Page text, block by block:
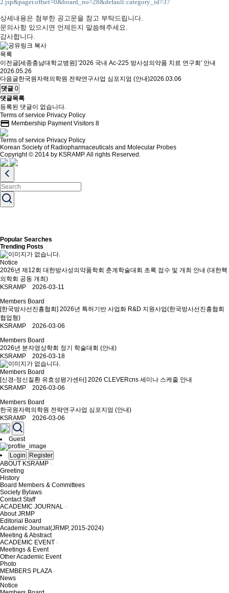
2.jsp&pager.offset=0&board_no=28&default:category_id=37
상세내용은 첨부한 공고문을 참고 부탁드립니다.
문의사항 있으시면 언제든지 말씀해주세요.
감사합니다.
목록
이전글[세종충남대학교병원] '2026 국내 Ac-225 방사성의약품 치료 연구회' 안내
2026.05.26
다음글한국원자력의학원 전략연구사업 심포지엄 (안내)2026.03.06
댓글 0
댓글목록
등록된 댓글이 없습니다.
Terms of service Privacy Policy
credit_card Membership Payment Visitors 8
Terms of service Privacy Policy
Korean Society of Radiopharmaceuticals and Molecular Probes
Copyright © 2014 by KSRAMP. All rights Reserved.
Popular Searches
Trending Posts
Notice
2026년 제12회 대한방사성의약품학회 춘계학술대회 초록 접수 및 개최 안내 (대한핵
의학회 공동 개최)
KSRAMP 2026-03-11
Members Board
[한국방사선진흥협회] 2026년 특허기반 사업화 R&D 지원사업(한국방사선진흥협회
협업형)
KSRAMP 2026-03-06
Members Board
2026년 분자영상학회 정기 학술대회 (안내)
KSRAMP 2026-03-18
Members Board
[신경-정신질환 유효성평가센터] 2026 CLEVERcns 세미나 스케줄 안내
KSRAMP 2026-03-06
Members Board
한국원자력의학원 전략연구사업 심포지엄 (안내)
KSRAMP 2026-03-06
Guest
Login
Register
ABOUT KSRAMP
Greeting
History
Board Members & Committees
Society Bylaws
Contact Staff
ACADEMIC JOURNAL
About JRMP
Editorial Board
Academic Journal(JRMP, 2015-2024)
Meeting & Abstract
ACADEMIC EVENT
Meetings & Event
Other Academic Event
Photo
MEMBERS PLAZA
News
Notice